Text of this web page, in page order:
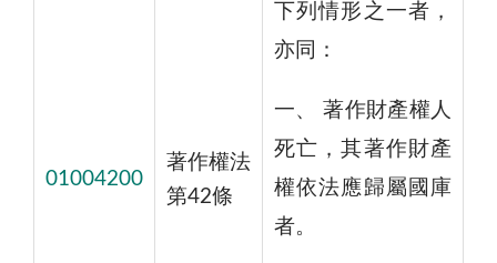
01004200
著作權法
第42條
下列情形之一者，
亦同：
一、 著作財產權人
死亡，其著作財產
權依法應歸屬國庫
者。